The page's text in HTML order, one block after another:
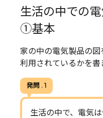
生活の中での
①基本
家の中の電気製品の
利用されているかを書
発問 . 1
生活の中で、電気